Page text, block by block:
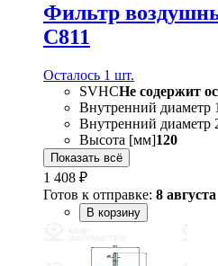
Фильтр
C811
Осталось 1 шт.
SVHCНе содержит
Внутренний диаметр
Внутренний диаметр
Высота [мм]120
Показать всё
1 408 ₽
Готов к отправке: 8 августа
В корзину